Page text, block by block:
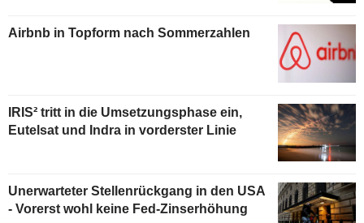
Airbnb in Topform nach Sommerzahlen
IRIS² tritt in die Umsetzungsphase ein,
Eutelsat und Indra in vorderster Linie
Unerwarteter Stellenrückgang in den USA
- Vorerst wohl keine Fed-Zinserhöhung